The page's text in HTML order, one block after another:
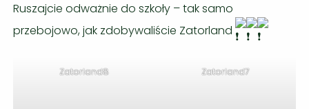
Ruszajcie odważnie do szkoły – tak samo
przebojowo, jak zdobywaliście Zatorland
Zatorland8 Zatorland7